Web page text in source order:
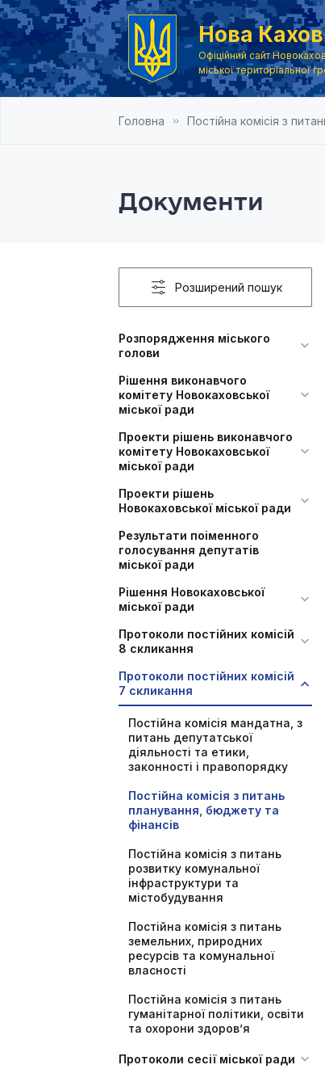
Нова
Офіційний сайт
міської територіальної
Головна Постійна комісія з
Документи
Розширений пошук
Розпорядження міського
голови
Рішення виконавчого
комітету Новокаховської
міської ради
Проекти рішень виконавчого
комітету Новокаховської
міської ради
Проекти рішень
Новокаховської міської ради
Результати поіменного
голосування депутатів
міської ради
Рішення Новокаховської
міської ради
Протоколи постійних комісій
8 скликання
Протоколи постійних комісій
7 скликання
Постійна комісія мандатна, з
питань депутатської
діяльності та етики,
законності і правопорядку
Постійна комісія з питань
планування, бюджету та
фінансів
Постійна комісія з питань
розвитку комунальної
інфраструктури та
містобудування
Постійна комісія з питань
земельних, природних
ресурсів та комунальної
власності
Постійна комісія з питань
гуманітарної політики, освіти
та охорони здоров’я
Протоколи сесії міської ради